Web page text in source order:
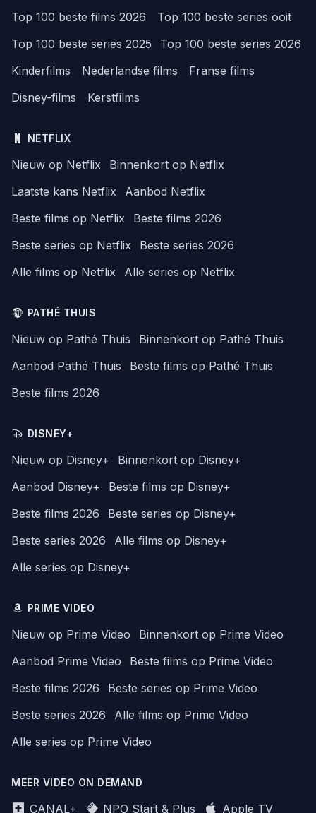
Top 100 beste films 2026
Top 100 beste series ooit
Top 100 beste series 2025
Top 100 beste series 2026
Kinderfilms
Nederlandse films
Franse films
Disney-films
Kerstfilms
NETFLIX
Nieuw op Netflix
Binnenkort op Netflix
Laatste kans Netflix
Aanbod Netflix
Beste films op Netflix
Beste films 2026
Beste series op Netflix
Beste series 2026
Alle films op Netflix
Alle series op Netflix
PATHÉ THUIS
Nieuw op Pathé Thuis
Binnenkort op Pathé Thuis
Aanbod Pathé Thuis
Beste films op Pathé Thuis
Beste films 2026
DISNEY+
Nieuw op Disney+
Binnenkort op Disney+
Aanbod Disney+
Beste films op Disney+
Beste films 2026
Beste series op Disney+
Beste series 2026
Alle films op Disney+
Alle series op Disney+
PRIME VIDEO
Nieuw op Prime Video
Binnenkort op Prime Video
Aanbod Prime Video
Beste films op Prime Video
Beste films 2026
Beste series op Prime Video
Beste series 2026
Alle films op Prime Video
Alle series op Prime Video
MEER VIDEO ON DEMAND
CANAL+ NPO Start & Plus Apple TV